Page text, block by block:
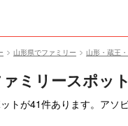
山形県でファミリー 山形・蔵王
ミリースポット
トが41件あります。ア